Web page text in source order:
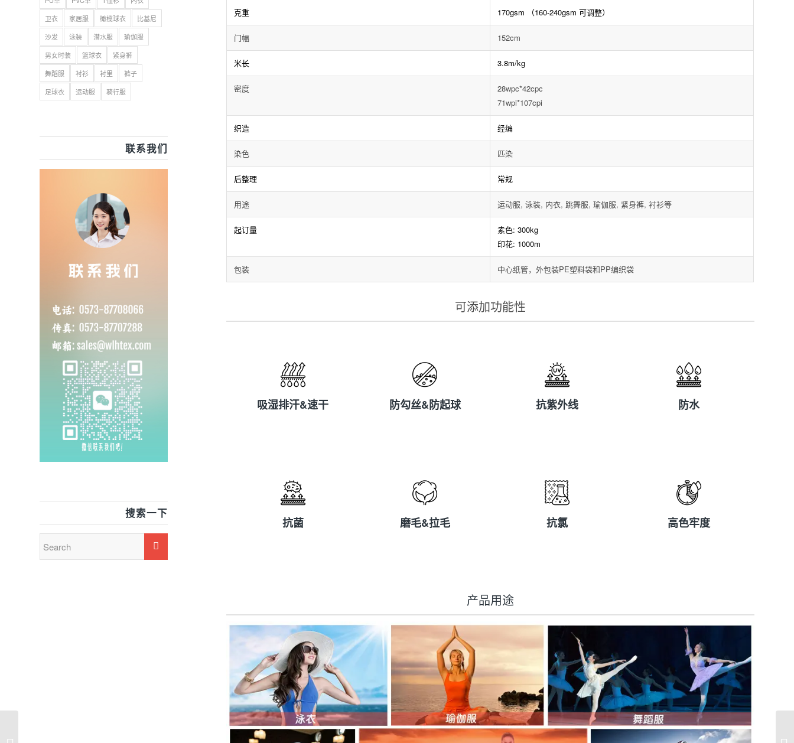
克重 170gsm （160-240gsm 可调整）
门幅 152cm
米长 3.8m/kg
密度
28wpc*42cpc
71wpi*107cpi
织造 经编
染色 匹染
后整理 常规
用途 运动服, 泳装, 内衣, 跳舞服, 瑜伽服, 紧身裤, 衬衫等
起订量
素色: 300kg
印花: 1000m
包装 中心纸管，外包装PE塑料袋和PP编织袋
可添加功能性
吸湿排汗&速干
吸湿排汗&速
干
防勾丝&防起球
防勾丝&防起
球
抗紫外线
抗紫外线
防水
防水
抗菌
抗菌
磨毛&拉毛
磨毛&拉毛
抗氯
抗氯
高色牢度
高色牢度
产品用途
卫衣
家居服 橄榄球衣
比基尼
沙发
泳装 潜水服
瑜伽服
男女时装
篮球衣
紧身裤
舞蹈服
衬衫 衬里
裤子
足球衣
运动服 骑行服
联系我们
搜索一下